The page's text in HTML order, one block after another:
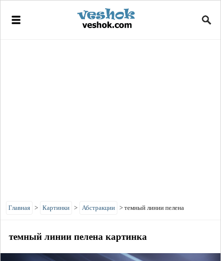
Главная > Картинки > Абстракции > темный линии пелена
темный линии пелена картинка